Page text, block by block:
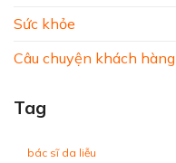
Sức khỏe
Câu chuyện khách hàng
Tag
bác sĩ da liễu